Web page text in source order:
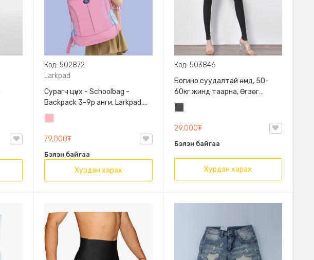
Код: 502872
Larkpad
Сурагч цүнх - Schoolbag -
Backpack 3-9р анги, Larkpad,
9009-10128, Цацруулагчтай,
Олон тасалгаатай
79,000₮
Бэлэн байгаа
Хурдан харах
Код: 503846
Богино суудалтай өмд, 50-
60кг жинд таарна, Өгзөг
өргөгчтэй
29,000₮
Бэлэн байгаа
Хурдан харах